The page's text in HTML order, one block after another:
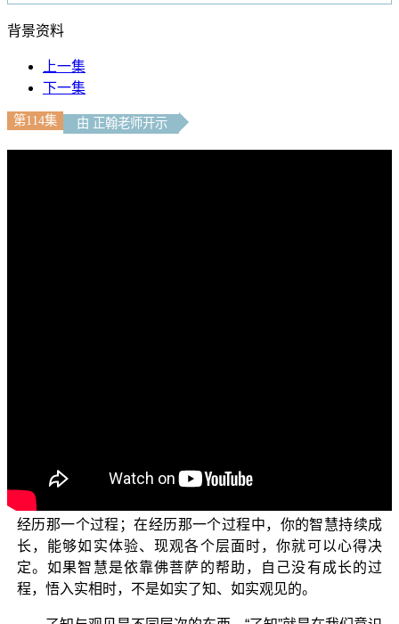
背景资料
上一集
下一集
第114集 由 正翰老师开示
个过程中，可以使你不断地去芜存菁，因此你的智慧就可
以出生，以证得第八识而生起实相智慧，源头是因为你有
经历那一个过程；在经历那一个过程中，你的智慧持续成
长，能够如实体验、现观各个层面时，你就可以心得决
定。如果智慧是依靠佛菩萨的帮助，自己没有成长的过
程，悟入实相时，不是如实了知、如实观见的。